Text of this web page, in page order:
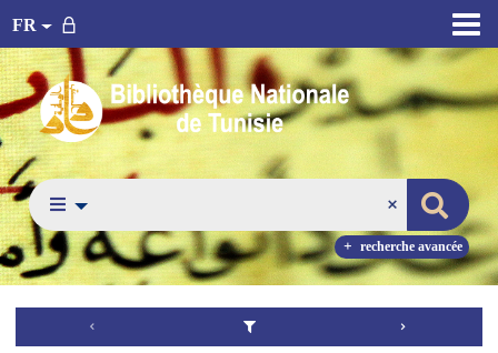
FR
recherche avancée